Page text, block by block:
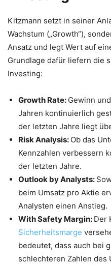
Kitzmann setzt in seiner
Wachstum („Growth“),
Ansatz und legt Wert auf
Grundlage dafür liefern die
Investing:
Growth Rate: Gewinn
Jahren kontinuierlich
der letzten Jahre liegt
Risk Analysis: Ob das
Kennzahlen verbessern
der letzten Jahre.
Outlook by Analysts:
beim Umsatz pro Aktie
Analysten einen Anstieg.
With Safety Margin: Der
Sicherheitsmarge
bedeutet, dass auch bei
schlechteren Zahlen des